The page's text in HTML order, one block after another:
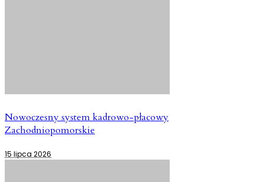
Nowoczesny system kadrowo-płacowy
Zachodniopomorskie
15 lipca 2026